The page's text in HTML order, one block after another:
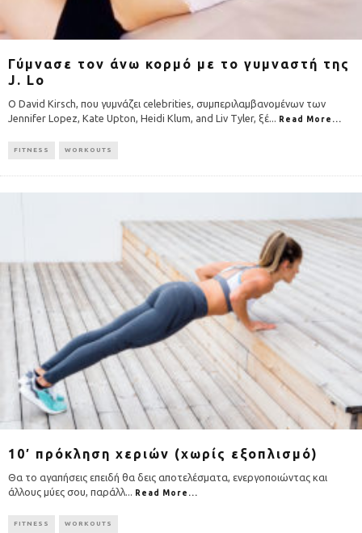
Γύμνασε τον άνω κορμό με το γυμναστή της
J. Lo
Ο David Kirsch, που γυμνάζει celebrities, συμπεριλαμβανομένων των
Jennifer Lopez, Kate Upton, Heidi Klum, and Liv Tyler, ξέ... Read More...
FITNESS WORKOUTS
10′ πρόκληση χεριών (χωρίς εξοπλισμό)
Θα το αγαπήσεις επειδή θα δεις αποτελέσματα, ενεργοποιώντας και
άλλους μύες σου, παράλλ... Read More...
FITNESS WORKOUTS